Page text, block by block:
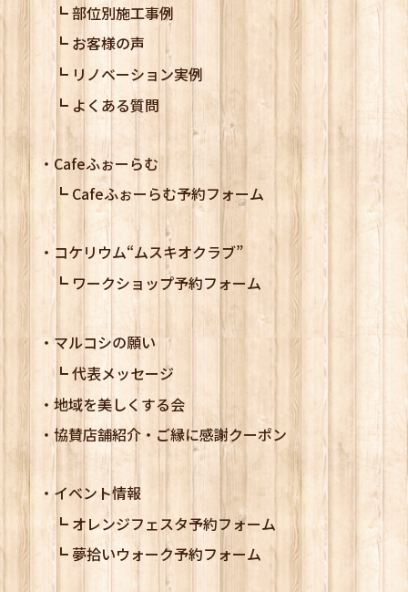
部位別施工事例
お客様の声
リノベーション実例
よくある質問
Cafeふぉーらむ
Cafeふぉーらむ予約フォーム
コケリウム“ムスキオクラブ”
ワークショップ予約フォーム
マルコシの願い
代表メッセージ
地域を美しくする会
協賛店舗紹介・ご縁に感謝クーポン
イベント情報
オレンジフェスタ予約フォーム
夢拾いウォーク予約フォーム